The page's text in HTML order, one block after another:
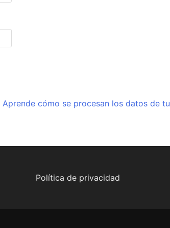
Aprende cómo se procesan los datos de
Política de privacidad